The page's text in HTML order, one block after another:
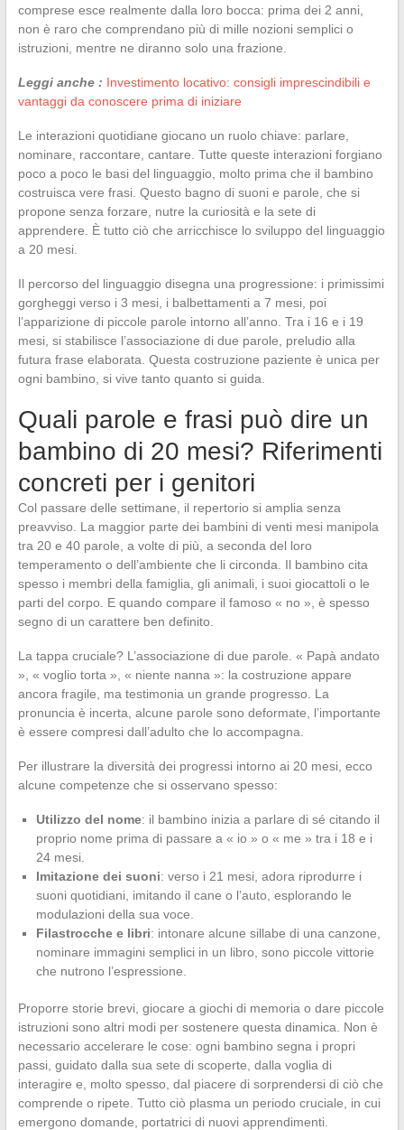
comprese esce realmente dalla loro bocca: prima dei 2 anni,
non è raro che comprendano più di mille nozioni semplici o
istruzioni, mentre ne diranno solo una frazione.
Leggi anche : Investimento locativo: consigli imprescindibili e
vantaggi da conoscere prima di iniziare
Le interazioni quotidiane giocano un ruolo chiave: parlare,
nominare, raccontare, cantare. Tutte queste interazioni forgiano
poco a poco le basi del linguaggio, molto prima che il bambino
costruisca vere frasi. Questo bagno di suoni e parole, che si
propone senza forzare, nutre la curiosità e la sete di
apprendere. È tutto ciò che arricchisce lo sviluppo del linguaggio
a 20 mesi.
Il percorso del linguaggio disegna una progressione: i primissimi
gorgheggi verso i 3 mesi, i balbettamenti a 7 mesi, poi
l’apparizione di piccole parole intorno all’anno. Tra i 16 e i 19
mesi, si stabilisce l’associazione di due parole, preludio alla
futura frase elaborata. Questa costruzione paziente è unica per
ogni bambino, si vive tanto quanto si guida.
Quali parole e frasi può dire un
bambino di 20 mesi? Riferimenti
concreti per i genitori
Col passare delle settimane, il repertorio si amplia senza
preavviso. La maggior parte dei bambini di venti mesi manipola
tra 20 e 40 parole, a volte di più, a seconda del loro
temperamento o dell’ambiente che li circonda. Il bambino cita
spesso i membri della famiglia, gli animali, i suoi giocattoli o le
parti del corpo. E quando compare il famoso « no », è spesso
segno di un carattere ben definito.
La tappa cruciale? L’associazione di due parole. « Papà andato
», « voglio torta », « niente nanna »: la costruzione appare
ancora fragile, ma testimonia un grande progresso. La
pronuncia è incerta, alcune parole sono deformate, l’importante
è essere compresi dall’adulto che lo accompagna.
Per illustrare la diversità dei progressi intorno ai 20 mesi, ecco
alcune competenze che si osservano spesso:
Utilizzo del nome: il bambino inizia a parlare di sé citando il
proprio nome prima di passare a « io » o « me » tra i 18 e i
24 mesi.
Imitazione dei suoni: verso i 21 mesi, adora riprodurre i
suoni quotidiani, imitando il cane o l’auto, esplorando le
modulazioni della sua voce.
Filastrocche e libri: intonare alcune sillabe di una canzone,
nominare immagini semplici in un libro, sono piccole vittorie
che nutrono l’espressione.
Proporre storie brevi, giocare a giochi di memoria o dare piccole
istruzioni sono altri modi per sostenere questa dinamica. Non è
necessario accelerare le cose: ogni bambino segna i propri
passi, guidato dalla sua sete di scoperte, dalla voglia di
interagire e, molto spesso, dal piacere di sorprendersi di ciò che
comprende o ripete. Tutto ciò plasma un periodo cruciale, in cui
emergono domande, portatrici di nuovi apprendimenti.